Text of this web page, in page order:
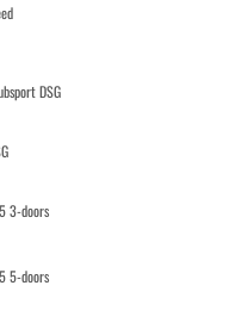
DSG
3-doors
5-doors